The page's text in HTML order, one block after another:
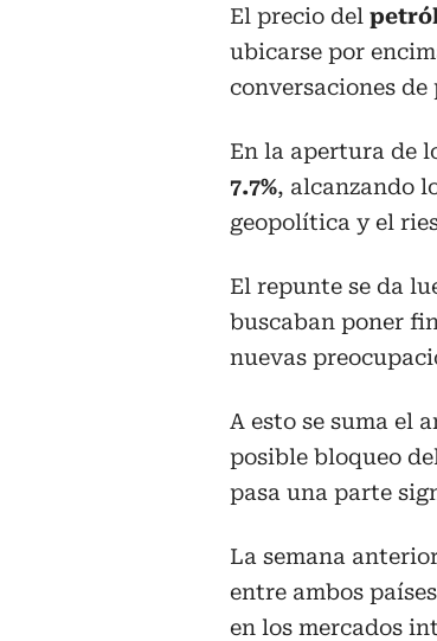
El precio del
ubicarse por
conversaciones de
En la apertura de
7.7%, alcanzando
geopolítica y el
El repunte se da
buscaban poner
nuevas
A esto se suma el
posible bloqueo del
pasa una parte
La semana
entre ambos
en los mercados